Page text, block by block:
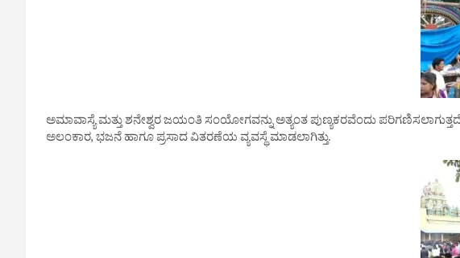
ಅಮಾವಾಸ್ಯೆ ಮತ್ತು ಶನೇಶ್ವರ ಜಯಂತಿ ಸಂಯೋಗವನ್ನು ಅತ್ಯಂತ ಪುಣ್ಯಕರವೆಂದು
ಅಲಂಕಾರ, ಭಜನೆ ಹಾಗೂ ಪ್ರಸಾದ ವಿತರಣೆಯ ವ್ಯವಸ್ಥೆ ಮಾಡಲಾಗಿತ್ತು.